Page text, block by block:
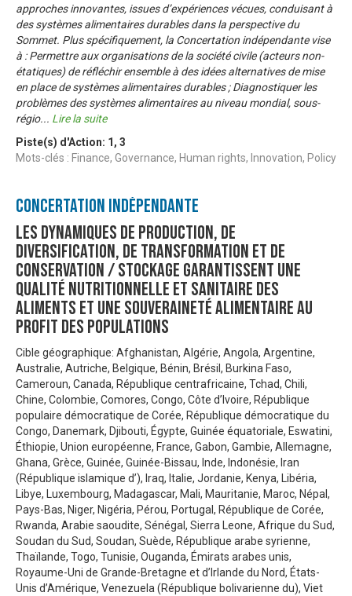
approches innovantes, issues d’expériences vécues, conduisant à
des systèmes alimentaires durables dans la perspective du
Sommet. Plus spécifiquement, la Concertation indépendante vise
à : Permettre aux organisations de la société civile (acteurs non-
étatiques) de réfléchir ensemble à des idées alternatives de mise
en place de systèmes alimentaires durables ; Diagnostiquer les
problèmes des systèmes alimentaires au niveau mondial, sous-
régio... Lire la suite
Piste(s) d'Action: 1 , 3
Mots-clés : Finance, Governance, Human rights, Innovation, Policy
Concertation Indépendante
Les dynamiques de production, de
diversification, de transformation et de
conservation / stockage garantissent une
qualité nutritionnelle et sanitaire des
aliments et une souveraineté alimentaire au
profit des populations
Cible géographique: Afghanistan, Algérie, Angola, Argentine,
Australie, Autriche, Belgique, Bénin, Brésil, Burkina Faso,
Cameroun, Canada, République centrafricaine, Tchad, Chili,
Chine, Colombie, Comores, Congo, Côte d’Ivoire, République
populaire démocratique de Corée, République démocratique du
Congo, Danemark, Djibouti, Égypte, Guinée équatoriale, Eswatini,
Éthiopie, Union européenne, France, Gabon, Gambie, Allemagne,
Ghana, Grèce, Guinée, Guinée-Bissau, Inde, Indonésie, Iran
(République islamique d’), Iraq, Italie, Jordanie, Kenya, Libéria,
Libye, Luxembourg, Madagascar, Mali, Mauritanie, Maroc, Népal,
Pays-Bas, Niger, Nigéria, Pérou, Portugal, République de Corée,
Rwanda, Arabie saoudite, Sénégal, Sierra Leone, Afrique du Sud,
Soudan du Sud, Soudan, Suède, République arabe syrienne,
Thaïlande, Togo, Tunisie, Ouganda, Émirats arabes unis,
Royaume-Uni de Grande-Bretagne et d’Irlande du Nord, États-
Unis d’Amérique, Venezuela (République bolivarienne du), Viet